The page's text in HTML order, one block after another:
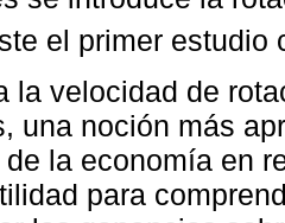
el primer
la velocidad de
una noción más
de la economía en
para